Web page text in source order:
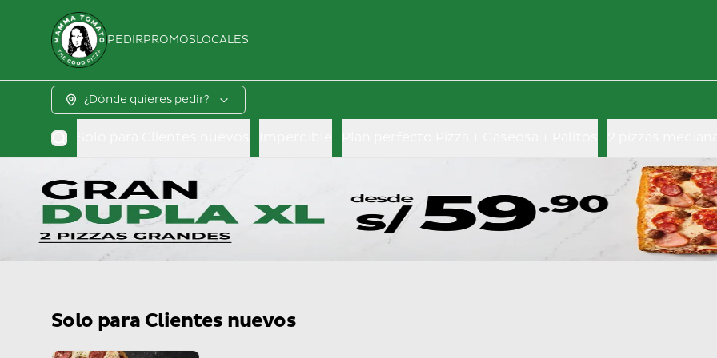
PEDIRPROMOSLOCALES
¿Dónde quieres pedir?
Solo para Clientes nuevos